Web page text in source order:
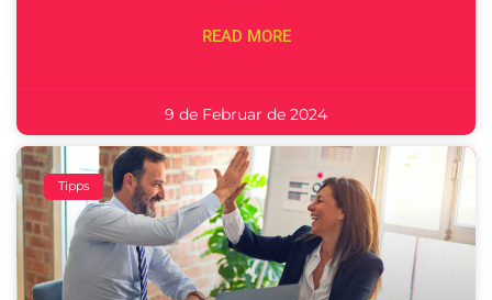
READ MORE
9 de Februar de 2024
Tipps